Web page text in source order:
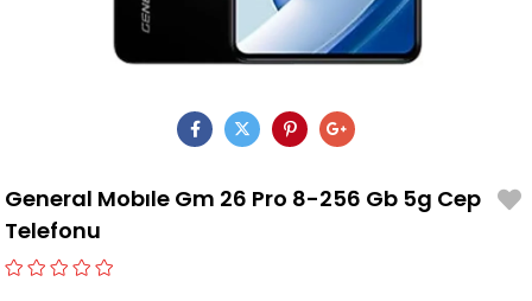
General Mobıle Gm 26 Pro 8-256 Gb 5g Cep
Telefonu